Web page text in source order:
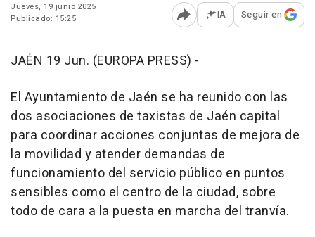
Jueves, 19 junio 2025
Publicado: 15:25
Abrir opciones para
IA Seguir en
JAÉN 19 Jun. (EUROPA PRESS) -
El Ayuntamiento de Jaén se ha reunido con las
dos asociaciones de taxistas de Jaén capital
para coordinar acciones conjuntas de mejora de
la movilidad y atender demandas de
funcionamiento del servicio público en puntos
sensibles como el centro de la ciudad, sobre
todo de cara a la puesta en marcha del tranvía.